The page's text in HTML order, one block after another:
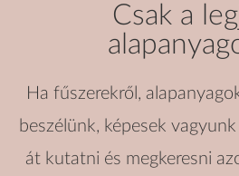
Csak a
Ha fűszerekről,
beszélünk, képesek
át kutatni és megkeresni